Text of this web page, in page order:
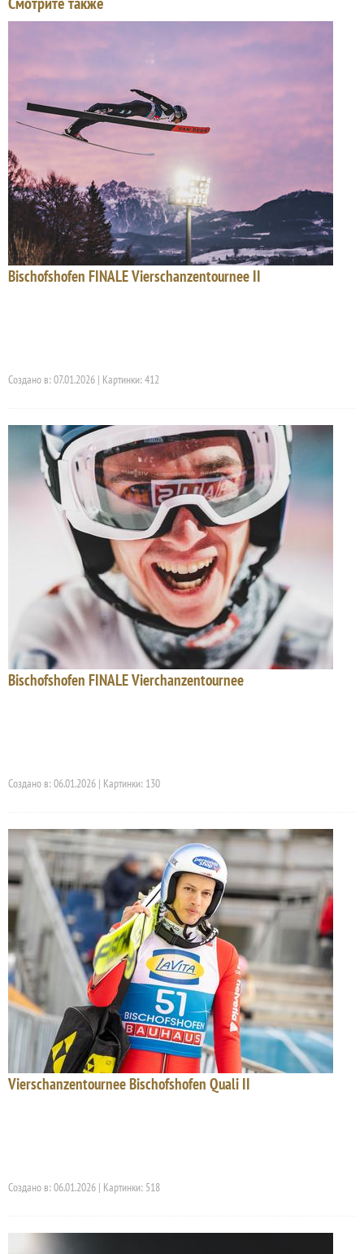
Bischofshofen FINALE Vierschanzentournee II
Создано в: 07.01.2026 | Картинки: 412
Bischofshofen FINALE Vierchanzentournee
Создано в: 06.01.2026 | Картинки: 130
Vierschanzentournee Bischofshofen Quali II
Создано в: 06.01.2026 | Картинки: 518